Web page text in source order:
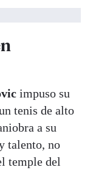
impuso su
tenis de alto
a su
talento, no
temple del